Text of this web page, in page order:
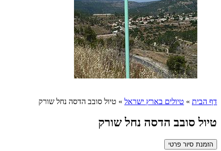
דף הבית » טיולים בארץ ישראל » טיול סובב הדסה נחל שורק
טיול סובב הדסה נחל שורק
הזמנת סיור פרטי